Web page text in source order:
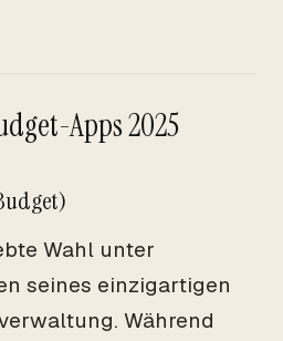
Apps 2025
Wahl unter
seines einzigartigen
Während